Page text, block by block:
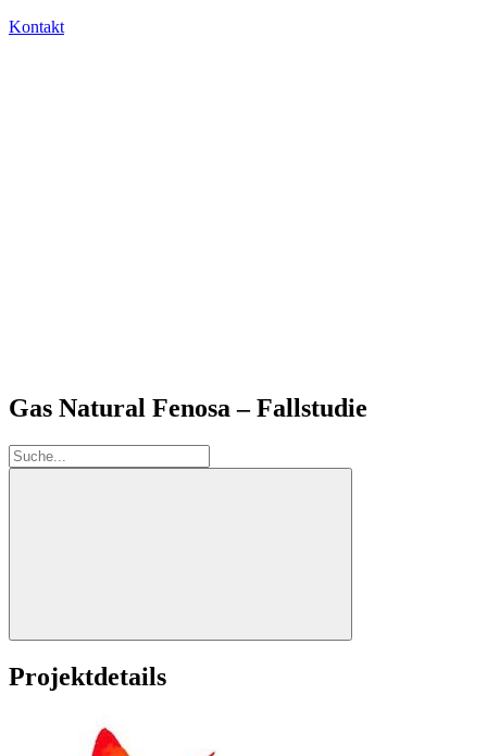
Kontakt
Gas Natural Fenosa – Fallstudie
Suche:
Projektdetails